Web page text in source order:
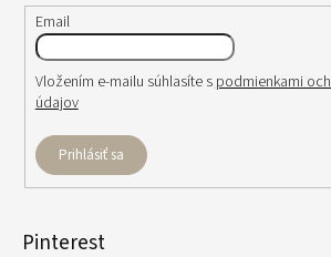
Email
Vložením e-mailu súhlasíte spodmienkami
údajov
Prihlásiť sa
Pinterest